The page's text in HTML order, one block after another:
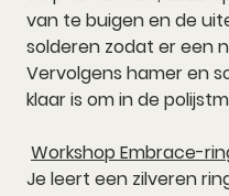
van te buigen en de
solderen zodat er een
Vervolgens hamer en
klaar is om in de
Workshop Embrace-
Je leert een zilveren